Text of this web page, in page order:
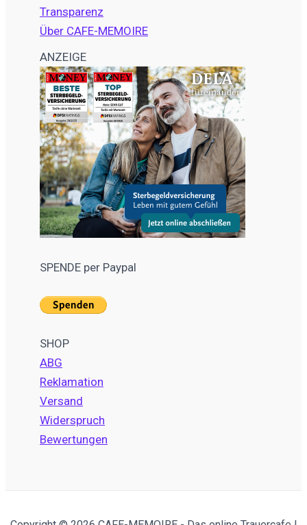
Transparenz
Über CAFE-MEMOIRE
ANZEIGE
SPENDE per Paypal
SHOP
ABG
Reklamation
Versand
Widerspruch
Bewertungen